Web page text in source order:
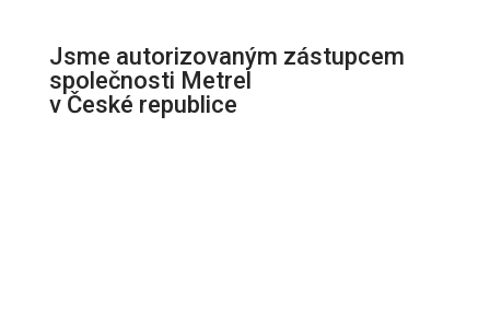
Jsme autorizovaným zástupcem
společnosti Metrel
v České republice